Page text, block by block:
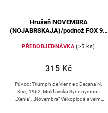
Hrušeň NOVEMBRA
(NOJABRSKAJA)/podnož FOX 9®
PŘEDOBJEDNÁVKA (>5 ks)
315 Kč
Původ: Triumph de Vienne x Decana N.
Krier, 1962, Moldavsko Synonymum:
„Xenia“, „Novembra“Velkoplodá a velmi